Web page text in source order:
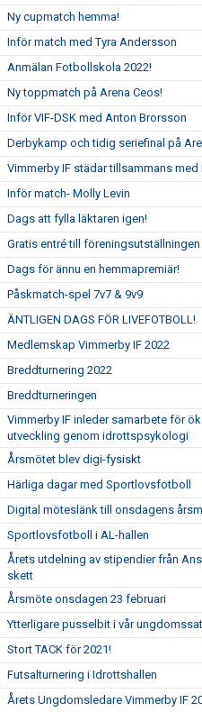
Ny cupmatch hemma!
Inför match med Tyra Andersson
Anmälan Fotbollskola 2022!
Ny toppmatch på Arena Ceos!
Inför VIF-DSK med Anton Brorsson
Derbykamp och tidig seriefinal på
Vimmerby IF städar tillsammans med
Inför match- Molly Levin
Dags att fylla läktaren igen!
Gratis entré till
Dags för ännu en hemmapremiär!
Påskmatch-spel 7v7 & 9v9
ÄNTLIGEN DAGS FÖR LIVEFOTBOLL!
Medlemskap Vimmerby IF 2022
Breddturnering 2022
Breddturneringen
Vimmerby IF inleder samarbete för
utveckling genom idrottspsykologi
Årsmötet blev digi-fysiskt
Härliga dagar med Sportlovsfotboll
Digital möteslänk till onsdagens
Sportlovsfotboll i AL-hallen
Årets utdelning av stipendier från
skett
Årsmöte onsdagen 23 februari
Ytterligare pusselbit i vår
Stort TACK för 2021!
Futsalturnering i Idrottshallen
Årets Ungdomsledare Vimmerby IF